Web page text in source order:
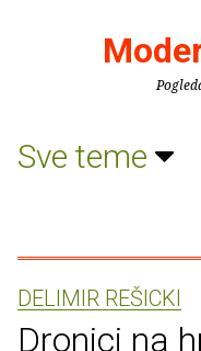
Sve teme
DELIMIR REŠICKI
Dronjci na